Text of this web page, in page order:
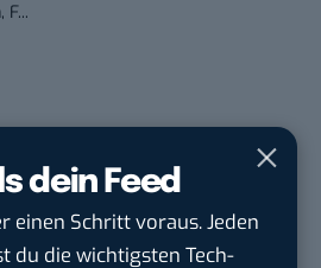
dein Feed
einen Schritt voraus. Jeden
du die wichtigsten Tech-
F...